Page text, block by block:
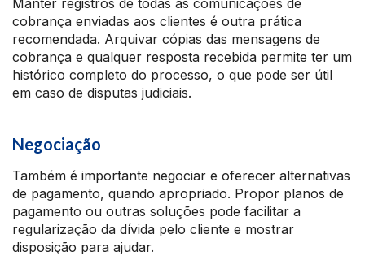
Manter registros de todas as comunicações de
cobrança enviadas aos clientes é outra prática
recomendada. Arquivar cópias das mensagens de
cobrança e qualquer resposta recebida permite ter um
histórico completo do processo, o que pode ser útil
em caso de disputas judiciais.
Negociação
Também é importante negociar e oferecer alternativas
de pagamento, quando apropriado. Propor planos de
pagamento ou outras soluções pode facilitar a
regularização da dívida pelo cliente e mostrar
disposição para ajudar.